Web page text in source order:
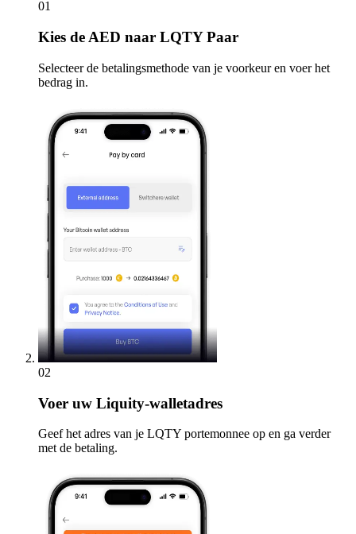
01
Kies de AED naar LQTY Paar
Selecteer de betalingsmethode van je voorkeur en voer het
bedrag in.
02
Voer uw Liquity-walletadres
Geef het adres van je LQTY portemonnee op en ga verder
met de betaling.